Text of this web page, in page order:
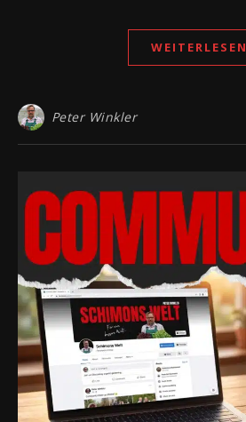
WEITERLESEN
Peter Winkler